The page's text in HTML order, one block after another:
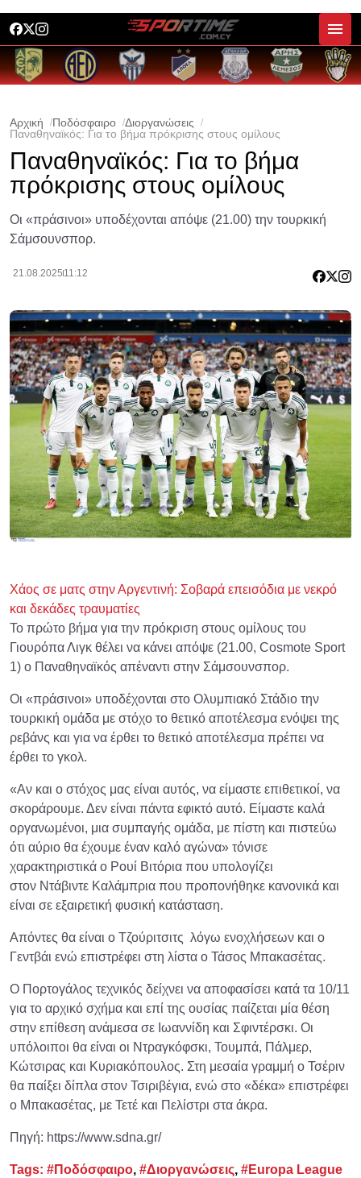
Αρχική Ποδόσφαιρο
Διοργανώσεις
Παναθηναϊκός: Για το βήμα πρόκρισης στους ομίλους
Παναθηναϊκός: Για το βήμα
πρόκρισης στους ομίλους
Οι «πράσινοι» υποδέχονται απόψε (21.00) την τουρκική
Σάμσουνσπορ.
21.08.2025 11:12
Χάος σε ματς στην Αργεντινή: Σοβαρά επεισόδια με νεκρό
και δεκάδες τραυματίες
Το πρώτο βήμα για την πρόκριση στους ομίλους του
Γιουρόπα Λιγκ θέλει να κάνει απόψε (21.00, Cosmote Sport
1) ο Παναθηναϊκός απέναντι στην Σάμσουνσπορ.
Οι «πράσινοι» υποδέχονται στο Ολυμπιακό Στάδιο την
τουρκική ομάδα με στόχο το θετικό αποτέλεσμα ενόψει της
ρεβάνς και για να έρθει το θετικό αποτέλεσμα πρέπει να
έρθει το γκολ.
«Αν και ο στόχος μας είναι αυτός, να είμαστε επιθετικοί, να
σκοράρουμε. Δεν είναι πάντα εφικτό αυτό. Είμαστε καλά
οργανωμένοι, μια συμπαγής ομάδα, με πίστη και πιστεύω
ότι αύριο θα έχουμε έναν καλό αγώνα» τόνισε
χαρακτηριστικά ο Ρουί Βιτόρια που υπολογίζει
στον Ντάβιντε Καλάμπρια που προπονήθηκε κανονικά και
είναι σε εξαιρετική φυσική κατάσταση.
Απόντες θα είναι ο Τζούριτσιτς λόγω ενοχλήσεων και ο
Γεντβάι ενώ επιστρέφει στη λίστα ο Τάσος Μπακασέτας.
Ο Πορτογάλος τεχνικός δείχνει να αποφασίσει κατά τα 10/11
για το αρχικό σχήμα και επί της ουσίας παίζεται μία θέση
στην επίθεση ανάμεσα σε Ιωαννίδη και Σφιντέρσκι. Οι
υπόλοιποι θα είναι οι Ντραγκόφσκι, Τουμπά, Πάλμερ,
Κώτσιρας και Κυριακόπουλος. Στη μεσαία γραμμή ο Τσέριν
θα παίξει δίπλα στον Τσιριβέγια, ενώ στο «δέκα» επιστρέφει
ο Μπακασέτας, με Τετέ και Πελίστρι στα άκρα.
Πηγή: https://www.sdna.gr/
Tags: #Ποδόσφαιρο, #Διοργανώσεις, #Europa League